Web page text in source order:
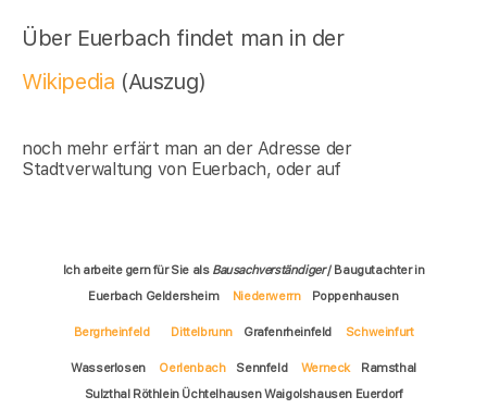
Über Euerbach findet man in der
Wikipedia (Auszug)
noch mehr erfärt man an der Adresse der
Stadtverwaltung von Euerbach, oder auf
Ich arbeite gern für Sie als Bausachverständiger/ Baugutachter in
Euerbach Geldersheim
Niederwerrn Poppenhausen
Bergrheinfeld Dittelbrunn Grafenrheinfeld Schweinfurt
Wasserlosen Oerlenbach Sennfeld Werneck
Ramsthal
Sulzthal Röthlein Üchtelhausen Waigolshausen Euerdorf